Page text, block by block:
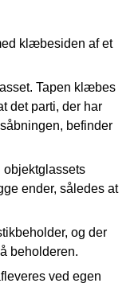
klæbesiden af et
Tapen klæbes
det parti, der har
befinder
objektglassets
ender, således at
og der
beholderen.
ved egen